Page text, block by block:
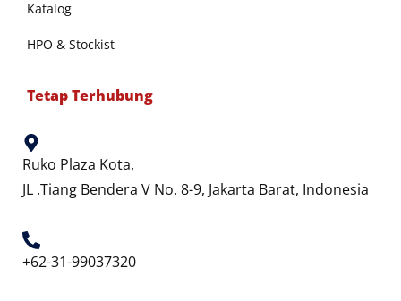
Katalog
HPO & Stockist
Tetap Terhubung
Ruko Plaza Kota,
JL .Tiang Bendera V No. 8-9, Jakarta Barat, Indonesia
+62-31-99037320